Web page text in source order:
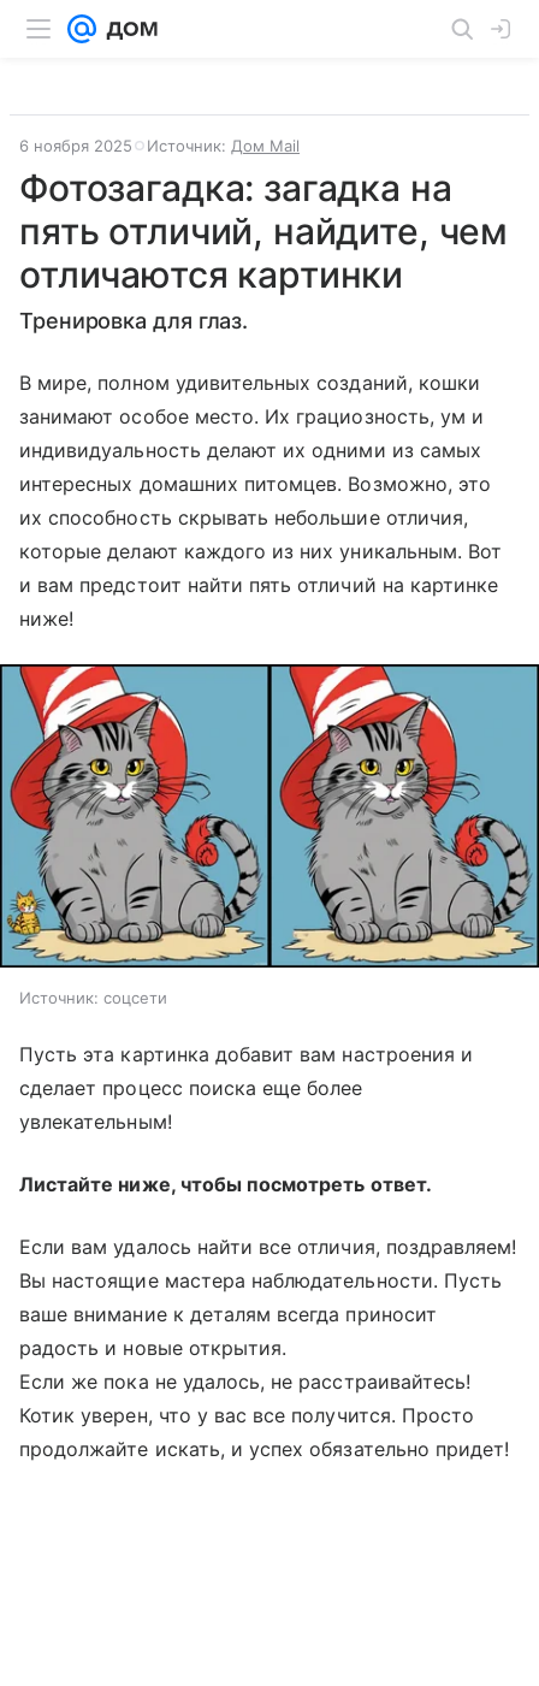
6 ноября 2025 Источник: Дом Mail
Фотозагадка: загадка на
пять отличий, найдите, чем
отличаются картинки
Тренировка для глаз.
В мире, полном удивительных созданий, кошки
занимают особое место. Их грациозность, ум и
индивидуальность делают их одними из самых
интересных домашних питомцев. Возможно, это
их способность скрывать небольшие отличия,
которые делают каждого из них уникальным. Вот
и вам предстоит найти пять отличий на картинке
ниже!
Источник: соцсети
Пусть эта картинка добавит вам настроения и
сделает процесс поиска еще более
увлекательным!
Листайте ниже, чтобы посмотреть ответ.
Если вам удалось найти все отличия, поздравляем!
Вы настоящие мастера наблюдательности. Пусть
ваше внимание к деталям всегда приносит
радость и новые открытия.
Если же пока не удалось, не расстраивайтесь!
Котик уверен, что у вас все получится. Просто
продолжайте искать, и успех обязательно придет!